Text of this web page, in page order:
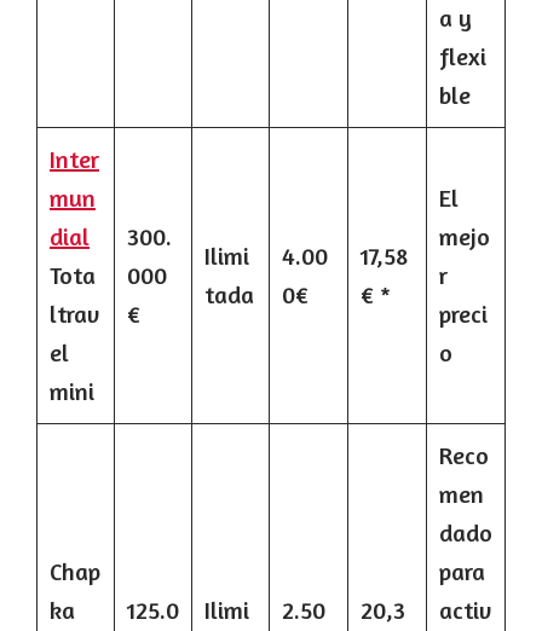
a y
flexi
ble
Inter
mun
dial
Tota
ltrav
el
mini
300.
000
€
Ilimi
tada
4.00
0€
17,58
€ *
El
mejo
r
preci
o
Chap
ka
125.0
Ilimi
2.50
20,3
Reco
men
dado
para
activ